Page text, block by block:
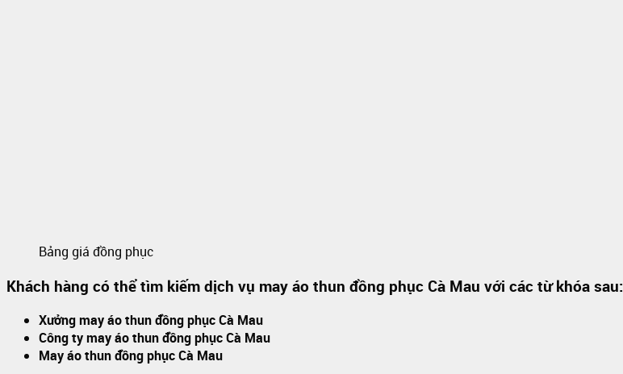
Bảng giá đồng phục
Khách hàng có thể tìm kiếm dịch vụ may áo thun đồng phục Cà Mau với các từ khóa sau:
Xưởng may áo thun đồng phục Cà Mau
Công ty may áo thun đồng phục Cà Mau
May áo thun đồng phục Cà Mau